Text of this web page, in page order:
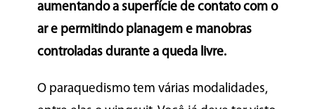
aumentando a superfície de contato com o
ar e permitindo planagem e manobras
controladas durante a queda livre.
O paraquedismo tem várias modalidades,